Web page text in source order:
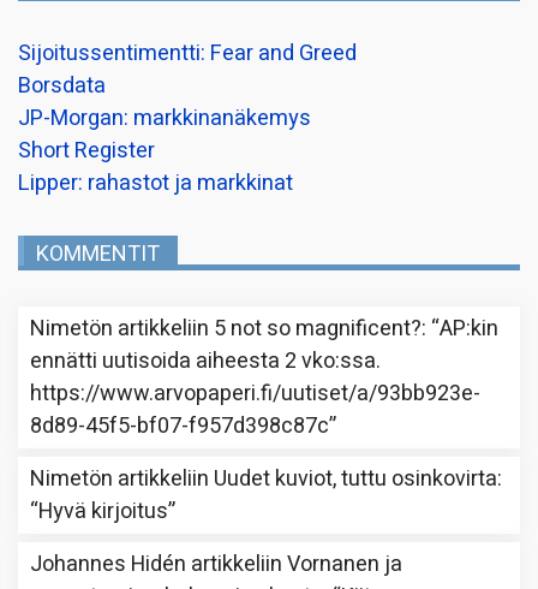
Sijoitussentimentti: Fear and Greed
Borsdata
JP-Morgan: markkinanäkemys
Short Register
Lipper: rahastot ja markkinat
KOMMENTIT
Nimetön artikkeliin 5 not so magnificent?: “AP:kin
ennätti uutisoida aiheesta 2 vko:ssa.
https://www.arvopaperi.fi/uutiset/a/93bb923e-
8d89-45f5-bf07-f957d398c87c”
Nimetön artikkeliin Uudet kuviot, tuttu osinkovirta:
“Hyvä kirjoitus”
Johannes Hidén artikkeliinVornanen ja